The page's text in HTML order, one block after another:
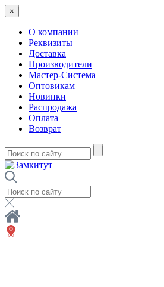
×
О компании
Реквизиты
Доставка
Производители
Мастер-Система
Оптовикам
Новинки
Распродажа
Оплата
Возврат